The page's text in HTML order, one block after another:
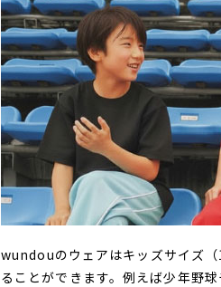
wundouのウェアはキッズサイズ
ることができます。例えば少年野